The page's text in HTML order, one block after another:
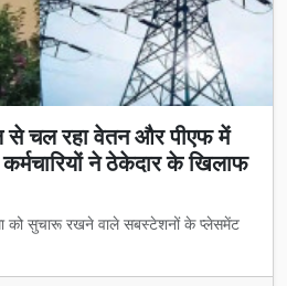
से चल रहा वेतन और पीएफ में
ने ठेकेदार के खिलाफ
को सुचारू रखने वाले सबस्टेशनों के प्लेसमेंट